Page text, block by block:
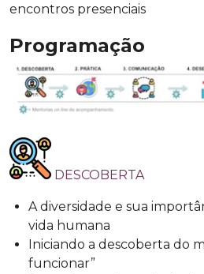
encontros presenciais
Programação
DESCOBERTA
A diversidade e sua
vida humana
Iniciando a descoberta do
funcionar”